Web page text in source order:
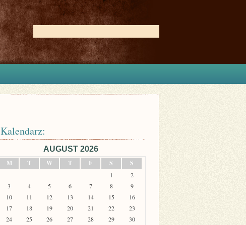
Kalendarz:
AUGUST 2026
M
T W T F S S
1
2
3
4 5 6 7 8
9
10
11 12 13 14 15
16
17
18 19 20 21 22
23
24
25 26 27 28 29
30